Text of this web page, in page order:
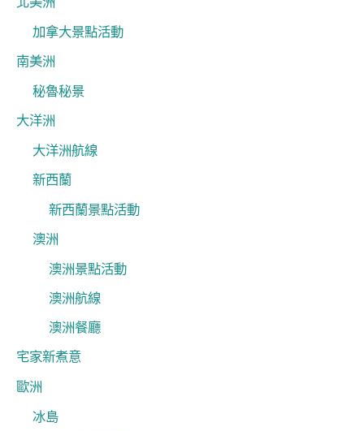
加拿大景點活動
南美洲
秘魯秘景
大洋洲
大洋洲航線
新西蘭
新西蘭景點活動
澳洲
澳洲景點活動
澳洲航線
澳洲餐廳
宅家新煮意
歐洲
冰島